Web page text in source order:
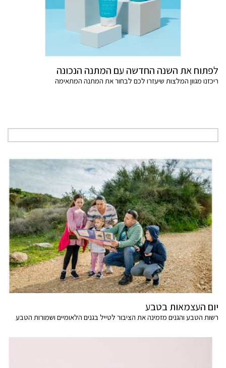
לפתוח את השנה החדשה עם המתנה הנכונה
ריכזנו מגוון המלצות שיעזרו לכם לבחור את המתנה המתאימה
יום העצמאות בטבע
רשות הטבע והגנים מזמינה את הציבור לטייל בגנים הלאומיים ושמורות הטבע